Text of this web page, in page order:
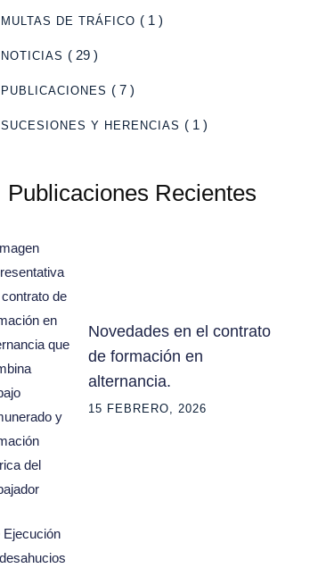
MULTAS DE TRÁFICO ( 1 )
NOTICIAS ( 29 )
PUBLICACIONES ( 7 )
SUCESIONES Y HERENCIAS ( 1 )
Publicaciones Recientes
Novedades en el contrato
de formación en
alternancia.
15 FEBRERO, 2026